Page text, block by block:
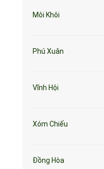
Môi Khôi
Phú Xuân
Vĩnh Hội
Xóm Chiếu
Đồng Hòa